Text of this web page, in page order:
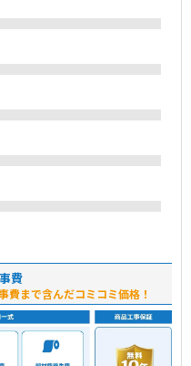
費
費まで含んだコミコミ価格！